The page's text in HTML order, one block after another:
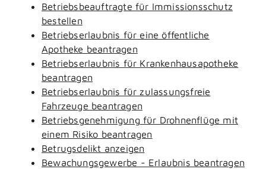
Betriebsbeauftragte für Immissionsschutz
bestellen
Betriebserlaubnis für eine öffentliche
Apotheke beantragen
Betriebserlaubnis für Krankenhausapotheke
beantragen
Betriebserlaubnis für zulassungsfreie
Fahrzeuge beantragen
Betriebsgenehmigung für Drohnenflüge mit
einem Risiko beantragen
Betrugsdelikt anzeigen
Bewachungsgewerbe - Erlaubnis beantragen